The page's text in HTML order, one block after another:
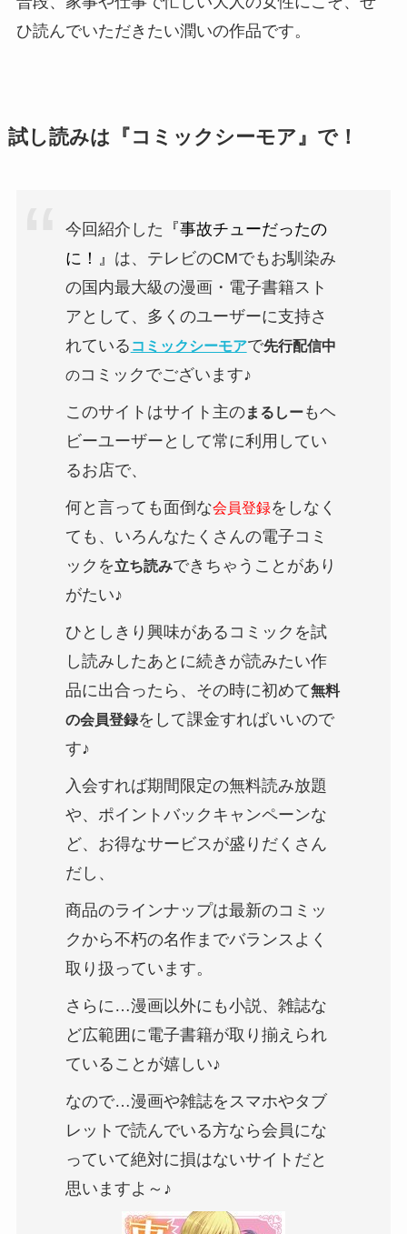
ひ読んでいただきたい潤いの作品です。
試し読みは『コミックシーモア』で！
今回紹介した 『事故チューだったの
に！』 は、テレビのCMでもお馴染み
の国内最大級の漫画・電子書籍スト
アとして、多くのユーザーに支持さ
れている コミックシーモアで先行配信中
のコミックでございます♪
このサイトはサイト主のまるしーもヘ
ビーユーザーとして常に利用してい
るお店で、
何と言っても面倒な会員登録をしなく
ても、いろんなたくさんの電子コミ
ックを立ち読みできちゃうことがあり
がたい♪
ひとしきり興味があるコミックを試
し読みしたあとに続きが読みたい作
品に出合ったら、その時に初めて無料
の会員登録をして課金すればいいので
す♪
入会すれば期間限定の無料読み放題
や、ポイントバックキャンペーンな
ど、お得なサービスが盛りだくさん
だし、
商品のラインナップは最新のコミッ
クから不朽の名作までバランスよく
取り扱っています。
さらに…漫画以外にも小説、雑誌な
ど広範囲に電子書籍が取り揃えられ
ていることが嬉しい♪
なので…漫画や雑誌をスマホやタブ
レットで読んでいる方なら会員にな
っていて絶対に損はないサイトだと
思いますよ～♪